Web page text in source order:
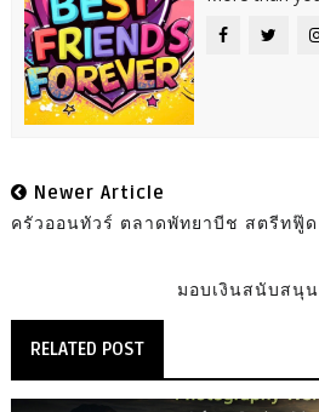
Newer Article
ครัวออนทัวร์ ตลาดพัทยาบีช สตรีทฟู๊ด
มอบเงินสนับสนุ
RELATED POST